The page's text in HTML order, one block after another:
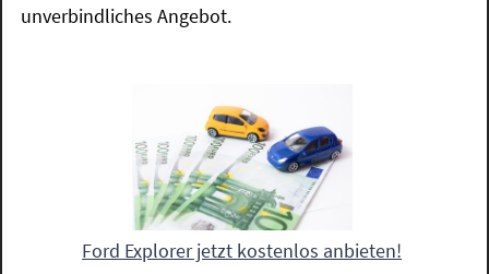
unverbindliches Angebot.
Ford Explorer jetzt kostenlos anbieten!